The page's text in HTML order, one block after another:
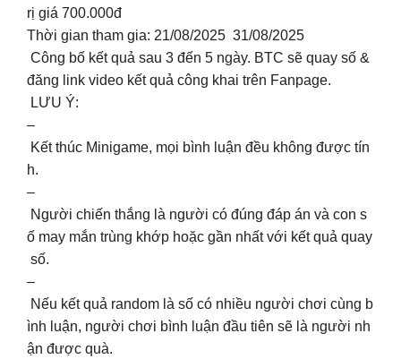
rị giá 700.000đ
Thời gian tham gia: 21/08/2025 31/08/2025
Công bố kết quả sau 3 đến 5 ngày. BTC sẽ quay số &
đăng link video kết quả công khai trên Fanpage.
LƯU Ý:
–
Kết thúc Minigame, mọi bình luận đều không được tín
h.
–
Người chiến thắng là người có đúng đáp án và con s
ố may mắn trùng khớp hoặc gần nhất với kết quả quay
số.
–
Nếu kết quả random là số có nhiều người chơi cùng b
ình luận, người chơi bình luận đầu tiên sẽ là người nh
ận được quà.